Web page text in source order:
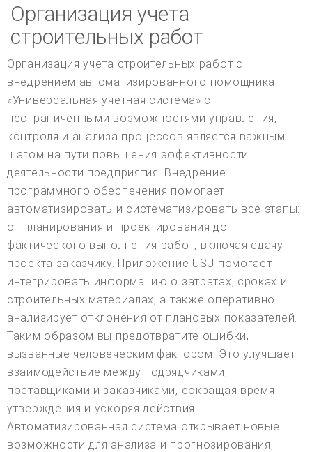
Организация учета
строительных работ
Организация учета строительных работ с
внедрением автоматизированного помощника
«Универсальная учетная система» с
неограниченными возможностями управления,
контроля и анализа процессов является важным
шагом на пути повышения эффективности
деятельности предприятия. Внедрение
программного обеспечения помогает
автоматизировать и систематизировать все этапы:
от планирования и проектирования до
фактического выполнения работ, включая сдачу
проекта заказчику. Приложение USU помогает
интегрировать информацию о затратах, сроках и
строительных материалах, а также оперативно
анализирует отклонения от плановых показателей.
Таким образом вы предотвратите ошибки,
вызванные человеческим фактором. Это улучшает
взаимодействие между подрядчиками,
поставщиками и заказчиками, сокращая время
утверждения и ускоряя действия.
Автоматизированная система открывает новые
возможности для анализа и прогнозирования,